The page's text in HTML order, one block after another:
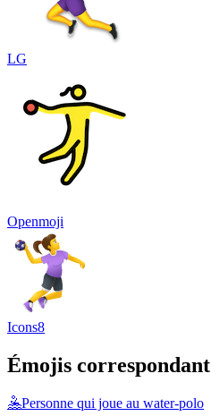
LG
Openmoji
Icons8
Émojis correspondant
🤽Personne qui joue au water-polo